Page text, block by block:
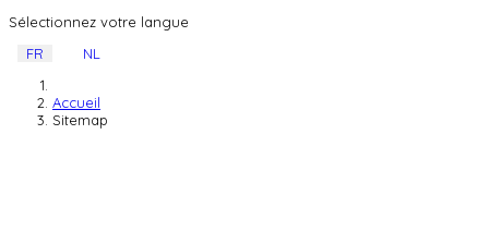
Sélectionnez votre langue
FR
NL
Accueil
Sitemap